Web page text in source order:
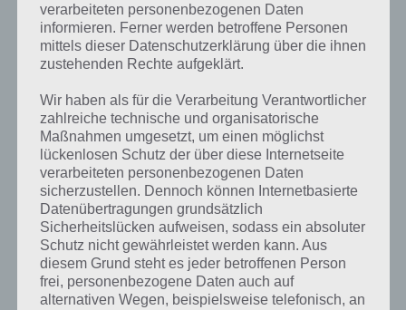
Gameplay Video zu Magic Touch
Damit du dir zu Magic Touch ein besseres Bild machen kannst haben
wir hier noch ein Gameplay Video zum Spiel, welches sehr gut das
Spielprinzip verdeutlicht. So versteht ihr sicherlich auch ohne
Englischkenntnisse, was eure Aufgabe hier ist. Hier das Video:
verarbeiteten personenbezogenen Daten
informieren. Ferner werden betroffene Personen
mittels dieser Datenschutzerklärung über die ihnen
zustehenden Rechte aufgeklärt.
Wir haben als für die Verarbeitung Verantwortlicher
zahlreiche technische und organisatorische
Maßnahmen umgesetzt, um einen möglichst
lückenlosen Schutz der über diese Internetseite
verarbeiteten personenbezogenen Daten
sicherzustellen. Dennoch können Internetbasierte
Datenübertragungen grundsätzlich
Sicherheitslücken aufweisen, sodass ein absoluter
Schutz nicht gewährleistet werden kann. Aus
diesem Grund steht es jeder betroffenen Person
frei, personenbezogene Daten auch auf
alternativen Wegen, beispielsweise telefonisch, an